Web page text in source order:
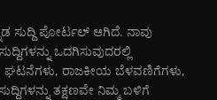
ಸುದ್ದಿ ಪೋರ್ಟಲ್ ಆಗಿದೆ. ನಾವು
ಒದಗಿಸುವುದರಲ್ಲಿ
ಘಟನೆಗಳು, ರಾಜಕೀಯ ಬೆಳವಣಿಗೆಗಳು,
ತಕ್ಷಣವೇ ನಿಮ್ಮ ಬಳಿಗೆ